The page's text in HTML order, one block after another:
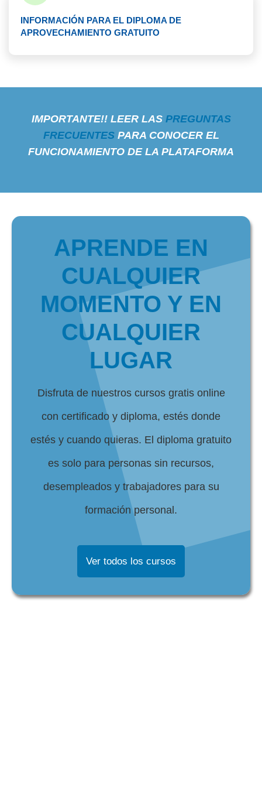
INFORMACIÓN PARA EL DIPLOMA DE
APROVECHAMIENTO GRATUITO
IMPORTANTE!! LEER LAS PREGUNTAS
FRECUENTESPARA CONOCER EL
FUNCIONAMIENTO DE LA PLATAFORMA
APRENDE EN
CUALQUIER
MOMENTO Y EN
CUALQUIER
LUGAR
Disfruta de nuestros cursos gratis online
con certificado y diploma, estés donde
estés y cuando quieras. El diploma gratuito
es solo para personas sin recursos,
desempleados y trabajadores para su
formación personal.
Ver todos los cursos